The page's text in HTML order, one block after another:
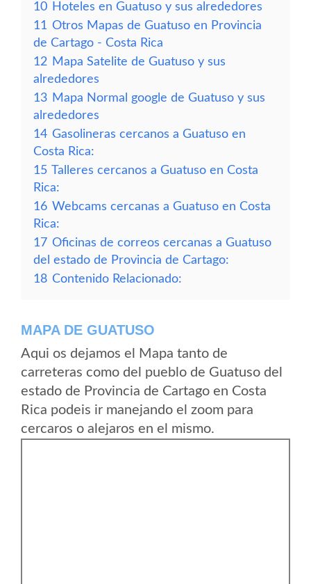
10 Hoteles en Guatuso y sus alrededores
11 Otros Mapas de Guatuso en Provincia
de Cartago - Costa Rica
12 Mapa Satelite de Guatuso y sus
alrededores
13 Mapa Normal google de Guatuso y sus
alrededores
14 Gasolineras cercanos a Guatuso en
Costa Rica:
15 Talleres cercanos a Guatuso en Costa
Rica:
16 Webcams cercanas a Guatuso en Costa
Rica:
17 Oficinas de correos cercanas a Guatuso
del estado de Provincia de Cartago:
18 Contenido Relacionado:
MAPA DE GUATUSO
Aqui os dejamos el Mapa tanto de
carreteras como del pueblo de Guatuso del
estado de Provincia de Cartago en Costa
Rica podeis ir manejando el zoom para
cercaros o alejaros en el mismo.